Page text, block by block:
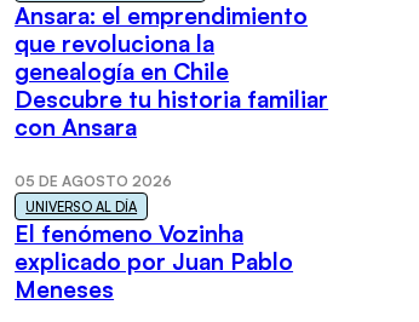
Ansara: el emprendimiento
que revoluciona la
genealogía en Chile
Descubre tu historia familiar
con Ansara
05 DE AGOSTO 2026
UNIVERSO AL DÍA
El fenómeno Vozinha
explicado por Juan Pablo
Meneses